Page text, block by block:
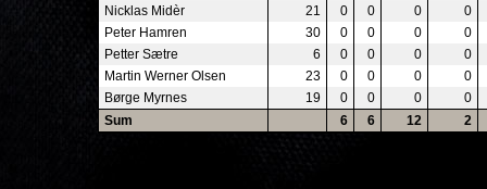
Nicklas Midèr
21 0 0 0
0
Peter Hamren
30 0 0 0
0
Petter Sætre
6 0 0 0
0
Martin Werner Olsen
23 0 0 0
0
Børge Myrnes
19 0 0 0
0
Sum
6 6 12 2